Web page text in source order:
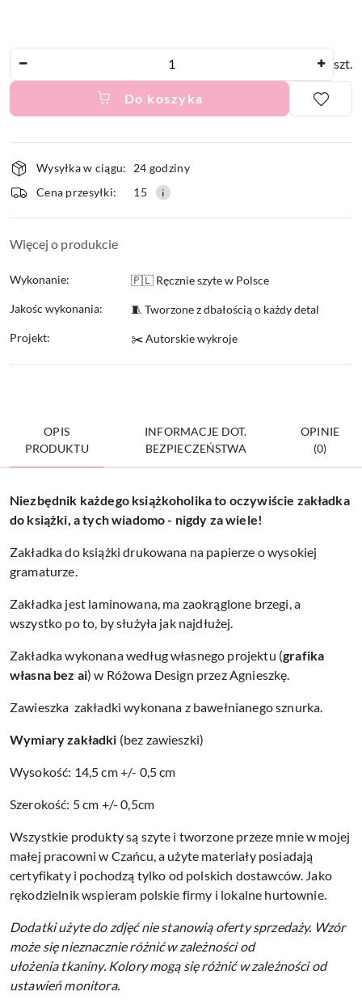
szt.
Do koszyka
i
dostawa
Wysyłka w ciągu:
24 godziny
Cena przesyłki:
15
Więcej o produkcie
Wykonanie: 🇵🇱 Ręcznie szyte w Polsce
Jakośc wykonania: 🧵 Tworzone z dbałością o każdy detal
Projekt: ✂️ Autorskie wykroje
OPIS
PRODUKTU
INFORMACJE DOT.
BEZPIECZEŃSTWA
OPINIE
(0)
Niezbędnik każdego książkoholika to oczywiście zakładka
do książki, a tych wiadomo - nigdy za wiele!
Zakładka do książki drukowana na papierze o wysokiej
gramaturze.
Zakładka jest laminowana, ma zaokrąglone brzegi, a
wszystko po to, by służyła jak najdłużej.
Zakładka wykonana według własnego projektu (grafika
własna bez ai) w Różowa Design przez Agnieszkę.
Zawieszka zakładki wykonana z bawełnianego sznurka.
Wymiary zakładki (bez zawieszki)
Wysokość: 14,5 cm +/- 0,5 cm
Szerokość: 5 cm +/- 0,5cm
Wszystkie produkty są szyte i tworzone przeze mnie w mojej
małej pracowni w Czańcu, a użyte materiały posiadają
certyfikaty i pochodzą tylko od polskich dostawców. Jako
rękodzielnik wspieram polskie firmy i lokalne hurtownie.
Dodatki użyte do zdjęć nie stanowią oferty sprzedaży. Wzór
może się nieznacznie różnić w zależności od
ułożenia tkaniny. Kolory mogą się różnić w zależności od
ustawień monitora.